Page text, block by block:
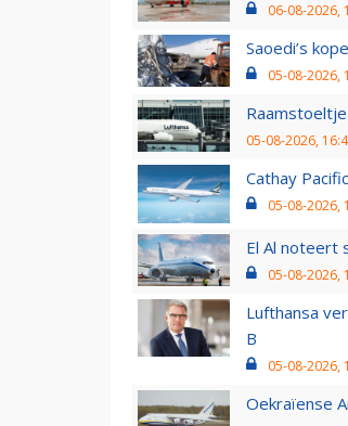
06-08-2026,
Saoedi’s
05-08-2026,
05-08-2026,
Cathay
05-08-2026,
El Al noteert
05-08-2026,
Lufthansa
B
05-08-2026,
Oekraïense